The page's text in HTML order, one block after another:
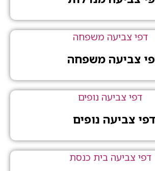
צביעה משפחה
דפי צביעה נופים